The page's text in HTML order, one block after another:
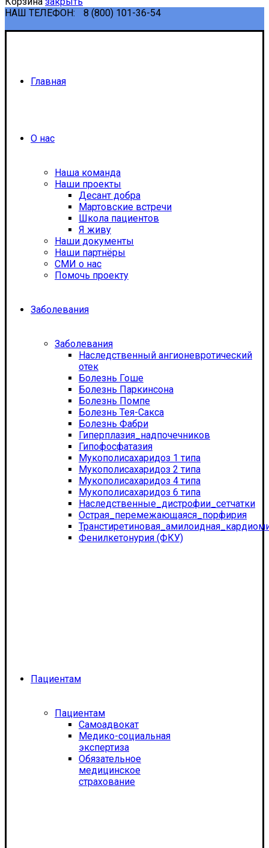
НАШ ТЕЛЕФОН:
8 (800) 101-36-54
Главная
О нас
Наша команда
Наши проекты
Десант добра
Мартовские встречи
Школа пациентов
Я живу
Наши документы
Наши партнёры
СМИ о нас
Помочь проекту
Заболевания
Заболевания
Наследственный ангионевротический
отек
Болезнь Гоше
Болезнь Паркинсона
Болезнь Помпе
Болезнь Тея-Сакса
Болезнь Фабри
Гиперплазия_надпочечников
Гипофосфатазия
Мукополисахаридоз 1 типа
Мукополисахаридоз 2 типа
Мукополисахаридоз 4 типа
Мукополисахаридоз 6 типа
Наследственные_дистрофии_сетчатки
Острая_перемежающаяся_порфирия
Фенилкетонурия (ФКУ)
Пациентам
Пациентам
Самоадвокат
Медико-социальная
экспертиза
Обязательное
медицинское
страхование